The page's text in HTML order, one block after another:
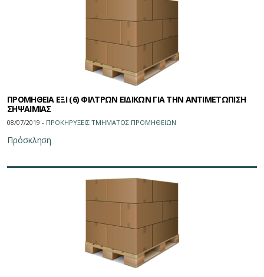
ΠΡΟΜΗΘΕΙΑ ΕΞΙ (6) ΦΙΛΤΡΩΝ ΕΙΔΙΚΩΝ ΓΙΑ ΤΗΝ ΑΝΤΙΜΕΤΩΠΙΣΗ
ΣΗΨΑΙΜΙΑΣ
08/07/2019 - ΠΡΟΚΗΡΥΞΕΙΣ ΤΜΗΜΑΤΟΣ ΠΡΟΜΗΘΕΙΩN
Πρόσκληση